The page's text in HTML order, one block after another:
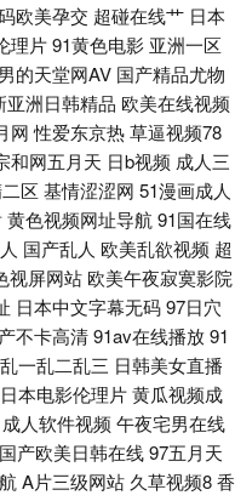
产酒店久久网 欧美色图A片 91
窝AV 91双飞在线 超碰人人骑
蜜桃TV91 日韩电影网 福利社
品在线 超碰这里只有精品 激
无码 91视频站 国产成人久草
人版网 超碰人人草73 欧美日
宅女 97国产在线视频 国产tv精
坛 狠狠谢影院 少妇磁力 91探
欧美孕交 超碰在线艹 日本
理片91黄色电影 亚洲一区
男的天堂网AV 国产精品尤物
亚洲日韩精品 欧美在线视频
网 性爱东京热草逼视频78
和网五月天 日b视频 成人三
区 基情涩涩网 51漫画成人
黄色视频网址导航 91国在线
国产乱人 欧美乱欲视频 超
视屏网站 欧美午夜寂寞影院
日本中文字幕无码97日穴
不卡高清91av在线播放91
一乱二乱三 日韩美女直播
日本电影伦理片黄瓜视频成
成人软件视频 午夜宅男在线
国产欧美日韩在线97五月天
A片三级网站 久草视频8香